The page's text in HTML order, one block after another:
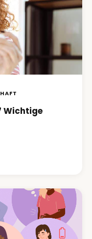
Wichtige